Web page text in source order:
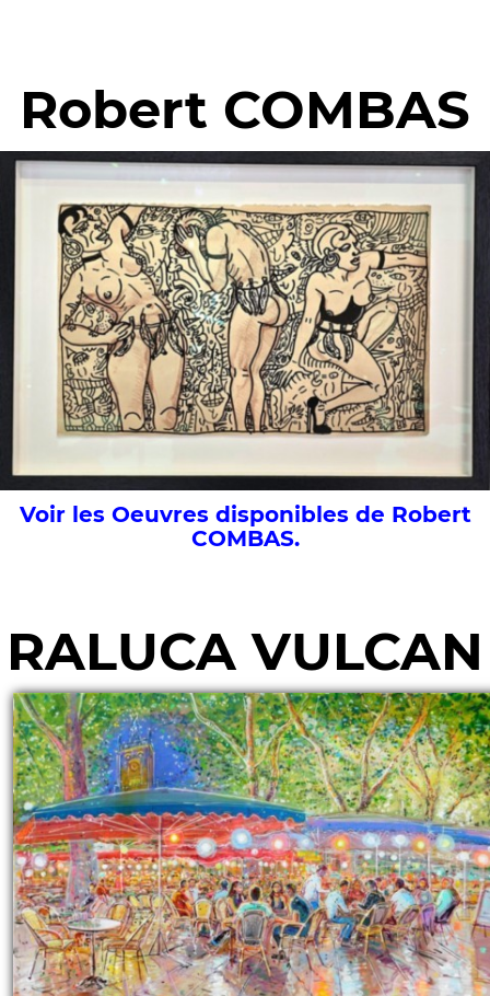
Robert COMBAS
Voir les Oeuvres disponibles de Robert
COMBAS.
RALUCA VULCAN